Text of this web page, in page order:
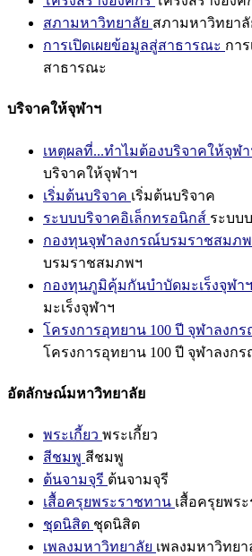
สภามหาวิทยาลัย สภามหาวิทยาลั
การเปิดเผยข้อมูลสู่สาธารณะ กา
สาธารณะ
บริจาคให้จุฬาฯ
เหตุผลที่...ทำไมต้องบริจาคให้จุฬา
บริจาคให้จุฬาฯ
เริ่มต้นบริจาค เริ่มต้นบริจาค
ระบบบริจาคอิเล็กทรอนิกส์ ระบบ
กองทุนจุฬาลงกรณ์บรมราชสมภ
บรมราชสมภพฯ
กองทุนภูมิคุ้มกันบำบัดมะเร็งจุฬาฯ
มะเร็งจุฬาฯ
โครงการอุทยาน 100 ปี จุฬาลงก
โครงการอุทยาน 100 ปี จุฬาลงก
อัตลักษณ์มหาวิทยาลัย
พระเกี้ยว พระเกี้ยว
สีชมพู สีชมพู
ต้นจามจุรี ต้นจามจุรี
เสื้อครุยพระราชทาน เสื้อครุยพร
ชุดนิสิต ชุดนิสิต
เพลงมหาวิทยาลัย เพลงมหาวิทยา